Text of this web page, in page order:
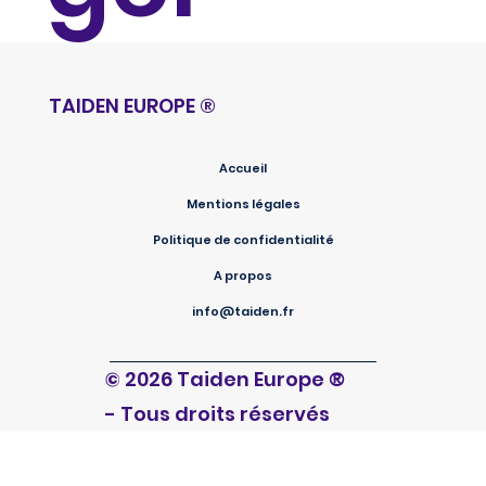
TAIDEN EUROPE ®
Accueil
Mentions légales
Politique de confidentialité
A propos
info@taiden.fr
© 2026 Taiden Europe®
- Tous droits réservés